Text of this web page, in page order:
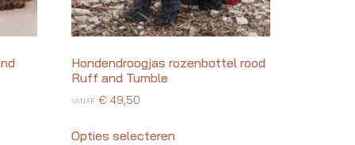
Hondendroogjas rozenbottel rood
Ruff and Tumble
VANAF € 49,50
Opties selecteren